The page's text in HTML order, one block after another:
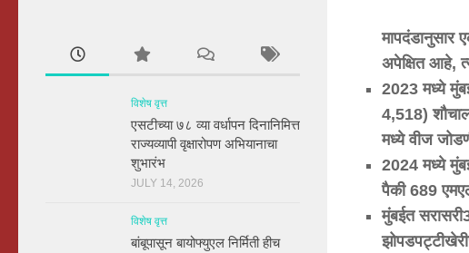
मापदंडानुसार
अपेक्षित आहे,
2023मध्ये
4,518)
मध्ये वीज
2024मध्ये
पैकी689
मुंबईत सरासरी
विशेष वृत्त
एसटीच्या ७८ व्या वर्धापन दिनानिमित्त
राज्यव्यापी वृक्षारोपण अभियानाचा
शुभारंभ
JULY 14, 2026
विशेष वृत्त
बांबूपासून बायोफ्युएल निर्मिती हीच